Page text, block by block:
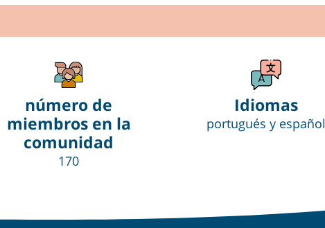
número de
miembros en la
comunidad
170
Idiomas
portugués y español